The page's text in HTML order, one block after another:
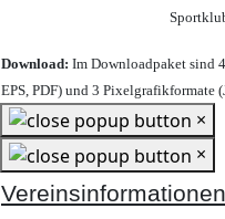
Download: Im Downloadpaket sind
EPS, PDF) und 3 Pixelgrafikformate
×
×